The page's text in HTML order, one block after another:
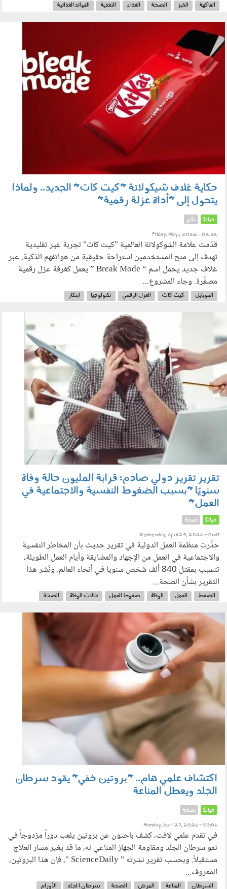
الفاكهة الخبز الصحة الغذاء التغذية الفوائد الغذائية
010503.jpg
حكاية غلاف شيكولاتة "كيت كات" الجديد.. ولماذا
يتحول إلى "أداة عزلة رقمية"
حياتك تكنو
Friday, May 1, 2026 - 02:32
قدّمت علامة الشوكولاتة العالمية "كيت كات" تجربة غير تقليدية
تهدف إلى منح المستخدمين استراحة حقيقية من هواتفهم الذكية، عبر
غلاف جديد يحمل اسم “ Break Mode ” يعمل كغرفة عزل رقمية
مصغّرة. وجاء المشروع...
الموبايل كيت كات العزل الرقمي تكنولوجيا ابتكار
290402.jpg
تقرير تقرير دولي صادم: قرابة المليون حالة وفاة
سنويًا "بسبب الضغوط النفسية والاجتماعية في
العمل"
حياتك صحة
Wednesday, April 29, 2026 - 06:17
حذّرت منظمة العمل الدولية في تقرير حديث بأن المخاطر النفسية
والاجتماعية في العمل من الإجهاد والمضايقة وأيام العمل الطويلة،
تتسبب بمقتل 840 ألف شخص سنويا في أنحاء العالم. ونُشر هذا
التقرير بشأن الصحة...
الضغط العمل الوفاة ضغوط العمل حالات الوفاة الصحة
270401.jpg
اكتشاف علمي هام.. "بروتين خفي" يقود سرطان
الجلد ويعطل المناعة
حياتك صحة
Monday, April 27, 2026 - 03:06
في تقدم علمي لافت، كشف باحثون عن بروتين يلعب دوراً مزدوجاً في
نمو سرطان الجلد ومقاومة الجهاز المناعي له، ما قد يغير مسار العلاج
مستقبلاً. وبحسب تقرير نشرته " ScienceDaily "، فإن هذا البروتين،
المعروف...
السرطان المناعة المرض الصحة سرطان ا لجلد الأورام